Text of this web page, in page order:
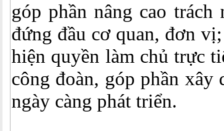
góp phần nâng cao trách
đứng đầu cơ quan, đơn
hiện quyền làm chủ trực
công đoàn, góp phần xây
ngày càng phát triển.